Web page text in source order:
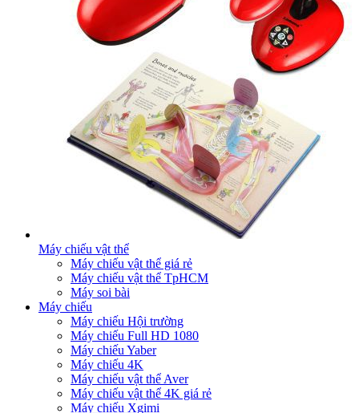
Máy chiếu vật thể
Máy chiếu vật thể giá rẻ
Máy chiếu vật thể TpHCM
Máy soi bài
Máy chiếu
Máy chiếu Hội trường
Máy chiếu Full HD 1080
Máy chiếu Yaber
Máy chiếu 4K
Máy chiếu vật thể Aver
Máy chiếu vật thể 4K giá rẻ
Máy chiếu Xgimi